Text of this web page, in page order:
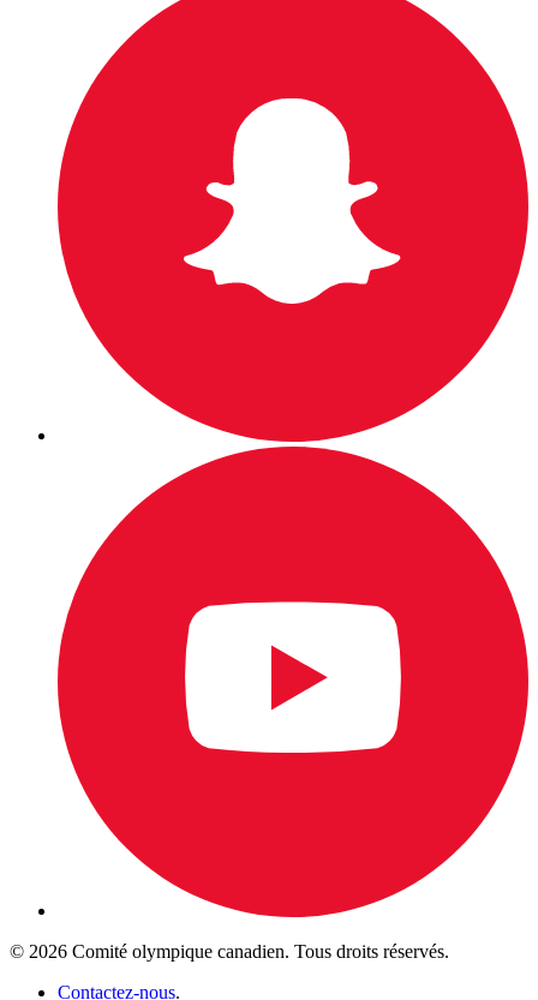
© 2026 Comité olympique canadien. Tous droits réservés.
Contactez-nous.